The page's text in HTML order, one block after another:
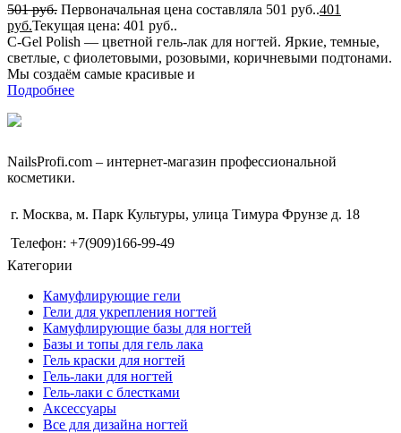
501руб. Первоначальная цена составляла 501 руб..401
руб.Текущая цена: 401 руб..
C-Gel Polish — цветной гель-лак для ногтей. Яркие, темные,
светлые, с фиолетовыми, розовыми, коричневыми подтонами.
Мы создаём самые красивые и
Подробнее
NailsРrofi.com – интернет-магазин профессиональной
косметики.
г. Москва, м. Парк Культуры, улица Тимура Фрунзе д. 18
Телефон: +7(909)166-99-49
Категории
Камуфлирующие гели
Гели для укрепления ногтей
Камуфлирующие базы для ногтей
Базы и топы для гель лака
Гель краски для ногтей
Гель-лаки для ногтей
Гель-лаки с блестками
Аксессуары
Все для дизайна ногтей